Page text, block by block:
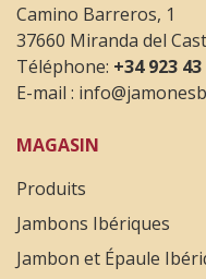
Camino Barreros, 1
37660 Miranda del
Téléphone: +34 923
E-mail :
MAGASIN
Produits
Jambons Ibériques
Jambon et Épaule